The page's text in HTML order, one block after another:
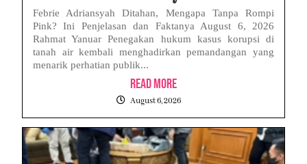
Febrie Adriansyah Ditahan, Mengapa Tanpa Rompi
Pink? Ini Penjelasan dan Faktanya August 6, 2026
Rahmat Yanuar Penegakan hukum kasus korupsi di
tanah air kembali menghadirkan pemandangan yang
menarik perhatian publik...
Read More
August 6, 2026